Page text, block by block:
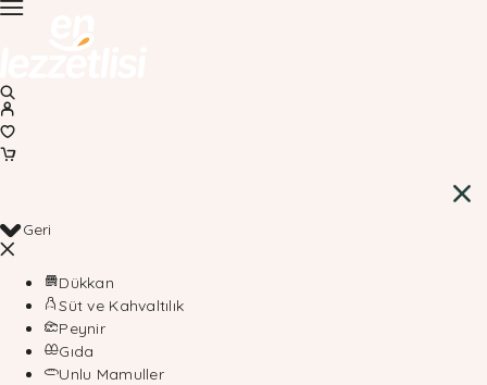
Geri
Dükkan
Süt ve Kahvaltılık
Peynir
Gıda
Unlu Mamuller